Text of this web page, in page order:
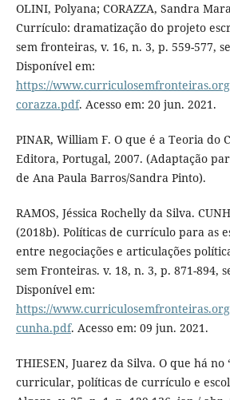
OLINI, Polyana; CORAZZA, Sandra
Currículo: dramatização do projeto
sem fronteiras, v. 16, n. 3, p. 559-577,
Disponível em:
https://
corazza.pdf. Acesso em: 20 jun. 2021.
PINAR, William F. O que é a Teoria do
Editora, Portugal, 2007. (Adaptação
de Ana Paula Barros/Sandra Pinto).
RAMOS, Jéssica Rochelly da Silva.
(2018b). Políticas de currículo para as
entre negociações e articulações
sem Fronteiras. v. 18, n. 3, p. 871-894,
Disponível em:
https://
cunha.pdf. Acesso em: 09 jun. 2021.
THIESEN, Juarez da Silva. O que há no
curricular, políticas de currículo e